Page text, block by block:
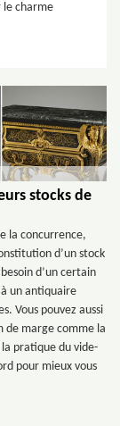
le charme
stocks de
la concurrence,
d’un stock
d’un certain
un antiquaire
Vous pouvez aussi
de marge comme la
pratique du vide-
pour mieux vous